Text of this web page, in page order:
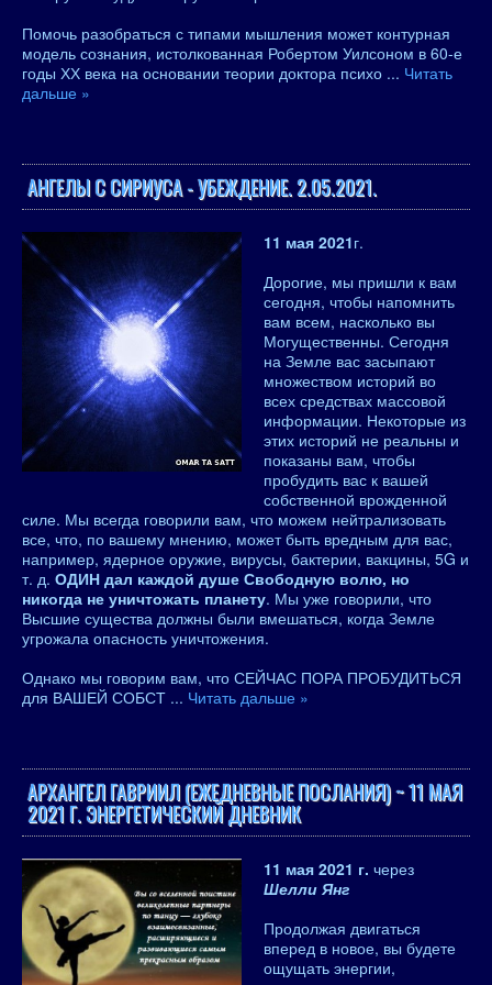
Помочь разобраться с типами мышления может контурная
модель сознания, истолкованная Робертом Уилсоном в 60-е
годы ХХ века на основании теории доктора психо ... Читать
дальше »
АНГЕЛЫ С СИРИУСА - УБЕЖДЕНИЕ. 2.05.2021.
11 мая 2021г.
Дорогие, мы пришли к вам
сегодня, чтобы напомнить
вам всем, насколько вы
Могущественны. Сегодня
на Земле вас засыпают
множеством историй во
всех средствах массовой
информации. Некоторые из
этих историй не реальны и
показаны вам, чтобы
пробудить вас к вашей
собственной врожденной
силе. Мы всегда говорили вам, что можем нейтрализовать
все, что, по вашему мнению, может быть вредным для вас,
например, ядерное оружие, вирусы, бактерии, вакцины, 5G и
т. д. ОДИН дал каждой душе Свободную волю, но
никогда не уничтожать планету. Мы уже говорили, что
Высшие существа должны были вмешаться, когда Земле
угрожала опасность уничтожения.
Однако мы говорим вам, что СЕЙЧАС ПОРА ПРОБУДИТЬСЯ
для ВАШЕЙ СОБСТ ... Читать дальше »
АРХАНГЕЛ ГАВРИИЛ (ЕЖЕДНЕВНЫЕ ПОСЛАНИЯ) ~ 11 МАЯ
2021 Г. ЭНЕРГЕТИЧЕСКИЙ ДНЕВНИК
11 мая 2021 г. через
Шелли Янг
Продолжая двигаться
вперед в новое, вы будете
ощущать энергии,